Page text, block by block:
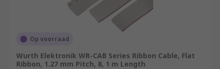
Op voorraad
Wurth Elektronik WR-CAB Series Ribbon Cable, Flat
Ribbon, 1.27 mm Pitch, 8, 1 m Length